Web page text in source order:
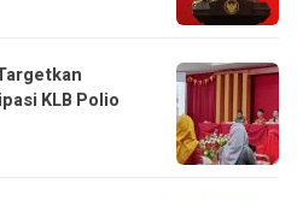
KLB Polio